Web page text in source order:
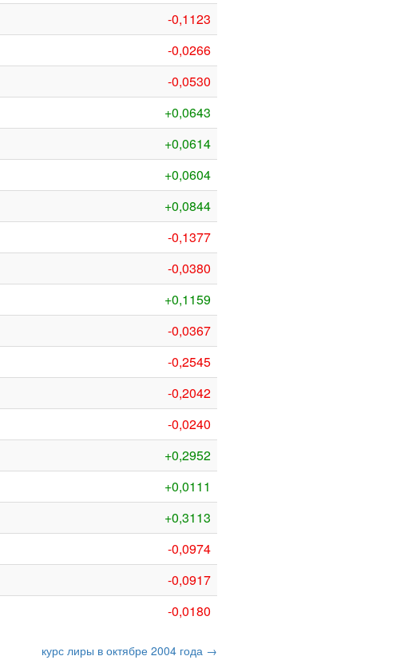
-0,1123
-0,0266
-0,0530
+0,0643
+0,0614
+0,0604
+0,0844
-0,1377
-0,0380
+0,1159
-0,0367
-0,2545
-0,2042
-0,0240
+0,2952
+0,0111
+0,3113
-0,0974
-0,0917
-0,0180
курс лиры в октябре 2004 года →